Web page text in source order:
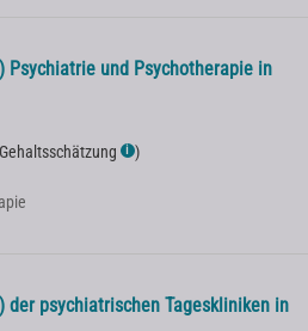
Psychiatrie und Psychotherapie in
ℹ )
der psychiatrischen Tageskliniken in